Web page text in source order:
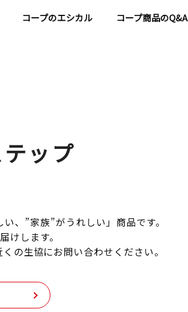
コープのエシカル コープ商品のQ&A
ップ
、”家族”がうれしい」商品です。
けします。
の生協にお問い合わせください。